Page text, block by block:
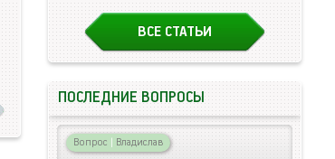
ВСЕ СТАТЬИ
ПОСЛЕДНИЕ ВОПРОСЫ
Вопрос | Владислав